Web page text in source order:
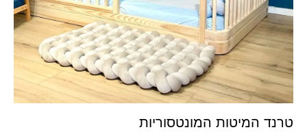
טרנד המיטות המונטסוריות